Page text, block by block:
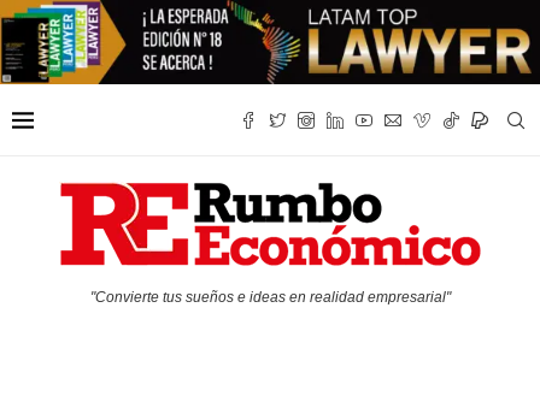
"Convierte tus sueños e ideas en realidad empresarial"